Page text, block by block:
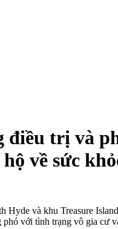
trị và
về sức
và khu Treasure
với tình trạng vô gia cư